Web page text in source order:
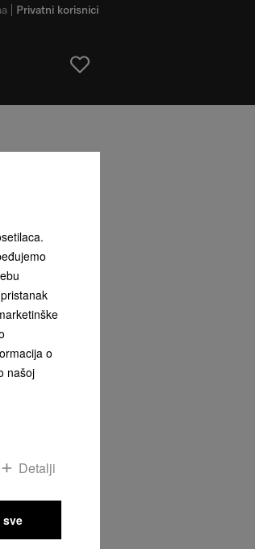
Privatni korisnici
o
našoj
Detalji
sve